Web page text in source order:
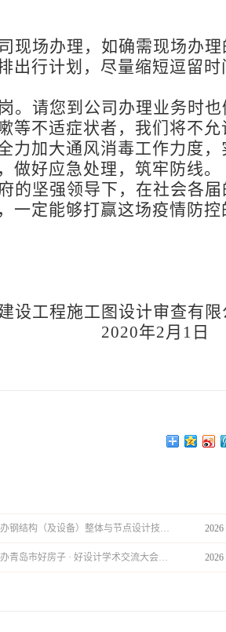
现场办理，如确需现场办理
行计划，尽量缩短逗留时
。请您到公司办理业务时也
等不适症状者，我们将不允
力加大通风消毒工作力度，
做好应急处理，筑牢防线。
的坚强领导下，在社会各届
一定能够打赢这场疫情防控
设工程施工图设计审查有限
2020年2月1
结构（及设备）整体与节点设计技术分享会的通知 2026
青岛市好房子 · 好设计学术交流大会的通知 2026